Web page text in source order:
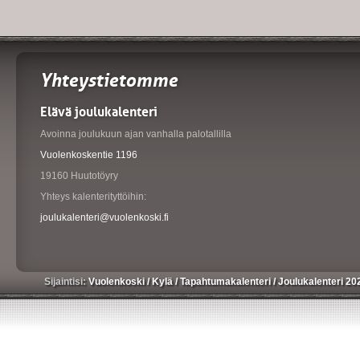
Yhteystietomme
Elävä joulukalenteri
Avoinna joulukuun ajan vanhalla palotallilla
Vuolenkoskentie 1196
19160 Huutotöyry
Yhteys kalenterityttöihin:
joulukalenteri@vuolenkoski.fi
Sijaintisi:Vuolenkoski/ Kylä/Tapahtumakalenteri/Joulukalenteri